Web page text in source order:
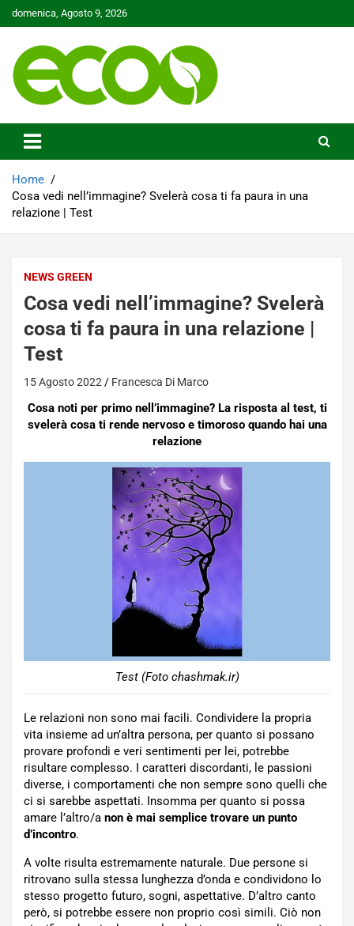
Skip
to
domenica, Agosto 9, 2026
Ecoo.it
Home
Cosa vedi nell’immagine? Svelerà cosa ti fa paura in una
relazione | Test
NEWS GREEN
Cosa vedi nell’immagine? Svelerà
cosa ti fa paura in una relazione |
Test
15 Agosto 2022 Francesca Di Marco
Cosa noti per primo nell’immagine? La risposta al test, ti
svelerà cosa ti rende nervoso e timoroso quando hai una
relazione
Test (Foto chashmak.ir)
Le relazioni non sono mai facili. Condividere la propria
vita insieme ad un’altra persona, per quanto si possano
provare profondi e veri sentimenti per lei, potrebbe
risultare complesso. I caratteri discordanti, le passioni
diverse, i comportamenti che non sempre sono quelli che
ci si sarebbe aspettati. Insomma per quanto si possa
amare l’altro/a non è mai semplice trovare un punto
d’incontro.
A volte risulta estremamente naturale. Due persone si
ritrovano sulla stessa lunghezza d’onda e condividono lo
stesso progetto futuro, sogni, aspettative. D’altro canto
però, si potrebbe essere non proprio così simili. Ciò non